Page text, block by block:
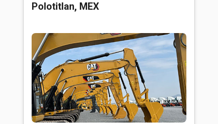
Polotitlan, MEX